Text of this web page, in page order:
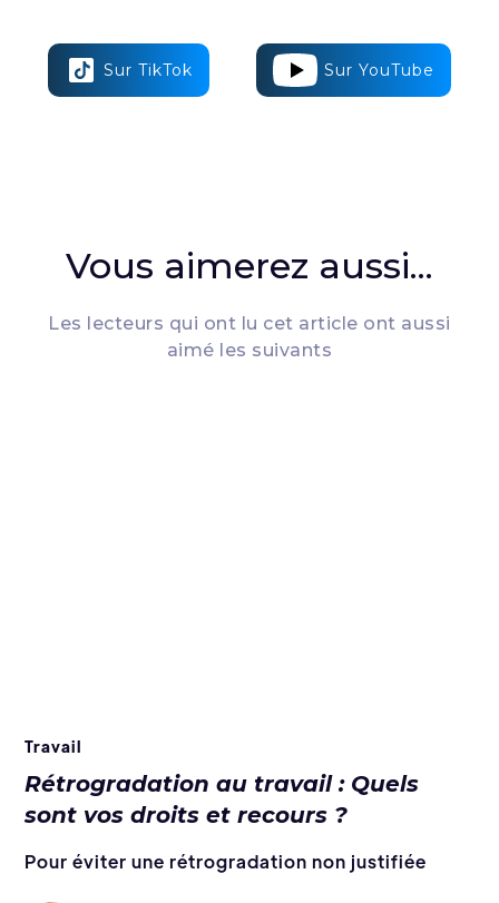
Sur TikTok Sur YouTube
Vous aimerez aussi...
Les lecteurs qui ont lu cet article ont aussi
aimé les suivants
Travail
Rétrogradation au travail : Quels
sont vos droits et recours ?
Pour éviter une rétrogradation non justifiée